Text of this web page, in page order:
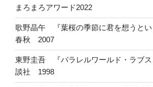
まろまろアワード2022
歌野晶午 『葉桜の季節に君を想うと
春秋 2007
東野圭吾 『パラレルワールド・ラブ
談社 1998